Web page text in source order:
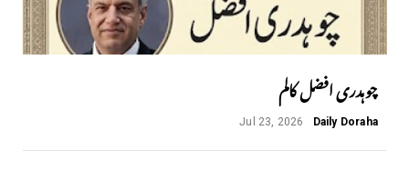
چوہدری افضل کالم
Daily Doraha
Jul 23, 2026